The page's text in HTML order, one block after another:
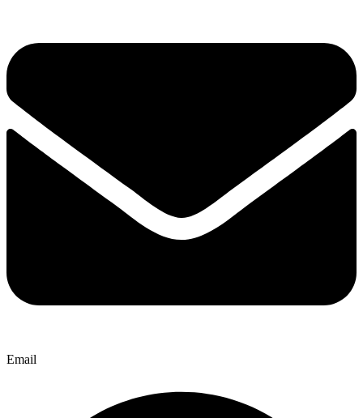
Email